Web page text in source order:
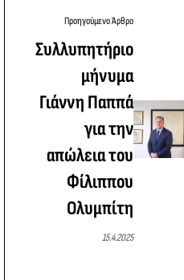
Προηγούμενο Άρθρο
Συλλυπητήριο
μήνυμα
Γιάννη Παππά
για την
απώλεια του
Φίλιππου
Ολυμπίτη
15.4.2025